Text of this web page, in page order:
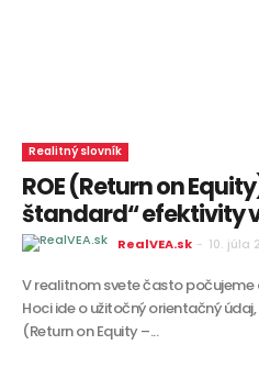
Realitný slovník
ROE (Return on
štandard“ efektivity
RealVEA.sk - 10. júla
V realitnom svete často počujeme
Hoci ide o užitočný orientačný údaj,
(Return on Equity –...